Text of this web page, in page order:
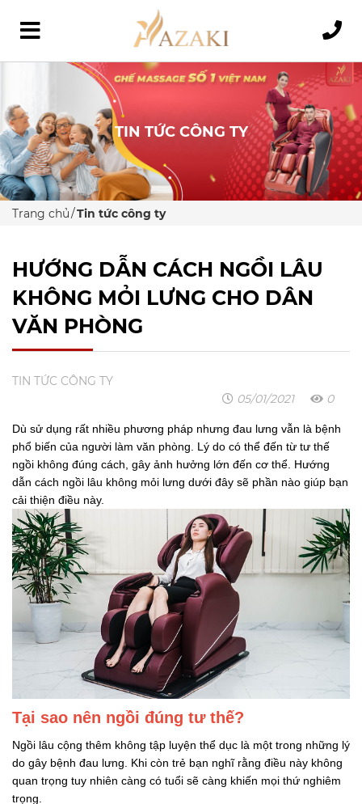
TIN TỨC CÔNG TY
Trang chủ Tin tức công ty
HƯỚNG DẪN CÁCH NGỒI LÂU
KHÔNG MỎI LƯNG CHO DÂN
VĂN PHÒNG
TIN TỨC CÔNG TY
05/01/2021
0
Dù sử dụng rất nhiều phương pháp nhưng đau lưng vẫn là bệnh
phổ biến của người làm văn phòng. Lý do có thể đến từ tư thế
ngồi không đúng cách, gây ảnh hưởng lớn đến cơ thể. Hướng
dẫn cách ngồi lâu không mỏi lưng dưới đây sẽ phần nào giúp bạn
cải thiện điều này.
Tại sao nên ngồi đúng tư thế?
Ngồi lâu cộng thêm không tập luyện thể dục là một trong những lý
do gây bệnh đau lưng. Khi còn trẻ bạn nghĩ rằng điều này không
quan trọng tuy nhiên càng có tuổi sẽ càng khiến mọi thứ nghiêm
trọng.